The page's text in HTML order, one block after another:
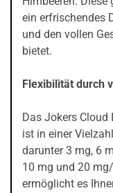
ein erfrischendes
und den vollen
bietet.
Flexibilität durch
Das Jokers Cloud
ist in einer
darunter 3 mg, 6
10 mg und 20
ermöglicht es